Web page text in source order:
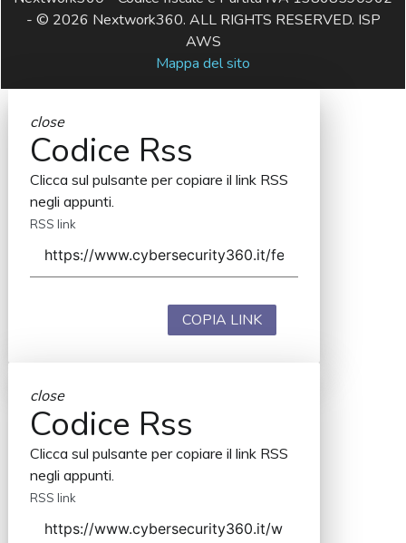
- © 2026 Nextwork360. ALL RIGHTS RESERVED. ISP
AWS
Mappa del sito
close
Codice Rss
Clicca sul pulsante per copiare il link RSS
negli appunti.
RSS link
COPIA LINK
close
Codice Rss
Clicca sul pulsante per copiare il link RSS
negli appunti.
RSS link